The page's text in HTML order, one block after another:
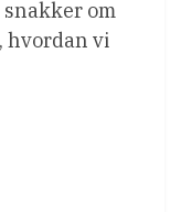
om
hvordan vi